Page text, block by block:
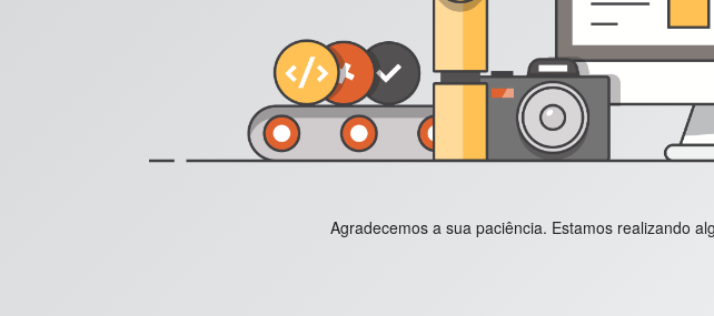
Agradecemos a sua paciência. Estamos realizando